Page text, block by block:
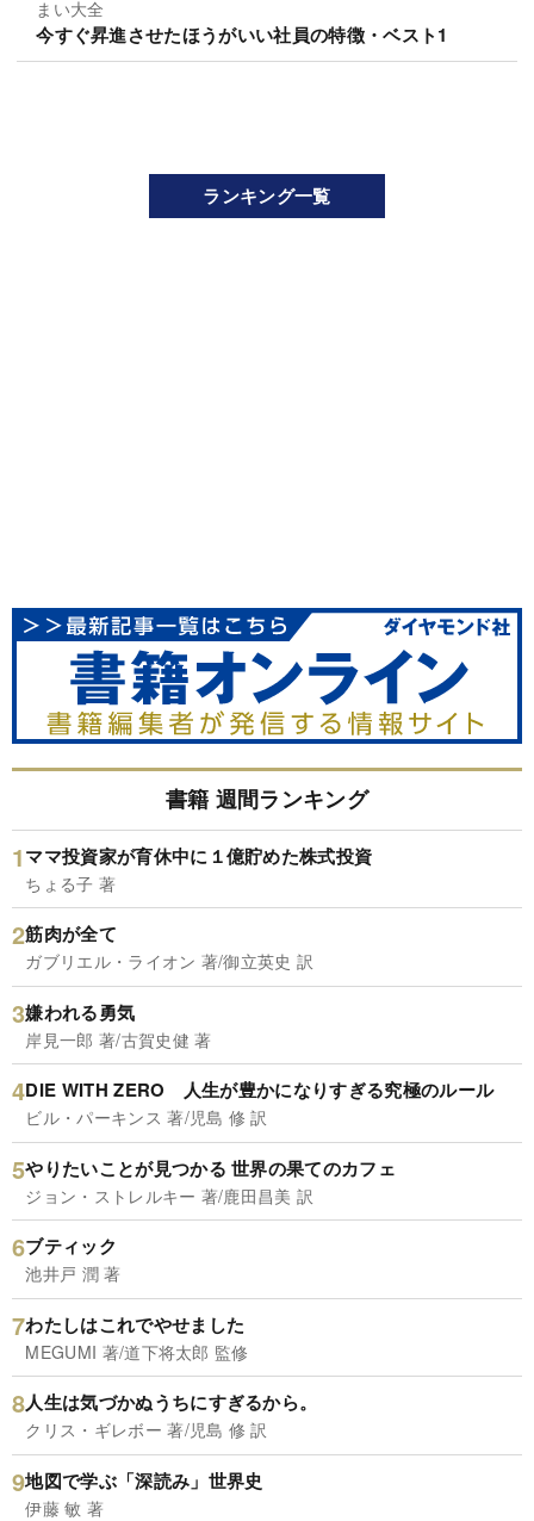
まい大全
今すぐ昇進させたほうがいい社員の特徴・ベスト1
ランキング一覧
書籍 週間ランキング
ママ投資家が育休中に１億貯めた株式投資
ちょる子 著
筋肉が全て
ガブリエル・ライオン 著/御立英史 訳
嫌われる勇気
岸見一郎 著/古賀史健 著
DIE WITH ZERO 人生が豊かになりすぎる究極のルール
ビル・パーキンス 著/児島 修 訳
やりたいことが見つかる 世界の果てのカフェ
ジョン・ストレルキー 著/鹿田昌美 訳
ブティック
池井戸 潤 著
わたしはこれでやせました
MEGUMI 著/道下将太郎 監修
人生は気づかぬうちにすぎるから。
クリス・ギレボー 著/児島 修 訳
地図で学ぶ「深読み」世界史
伊藤 敏 著